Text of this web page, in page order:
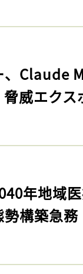
、Claude
威エク
年地域
構築急務